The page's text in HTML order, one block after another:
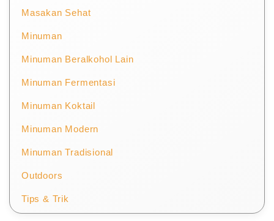
Masakan Sehat
Minuman
Minuman Beralkohol Lain
Minuman Fermentasi
Minuman Koktail
Minuman Modern
Minuman Tradisional
Outdoors
Tips & Trik